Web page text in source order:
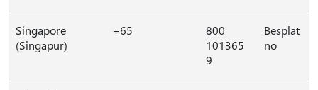
Singapore
(Singapur)
+65
800
101365
9
Besplat
no